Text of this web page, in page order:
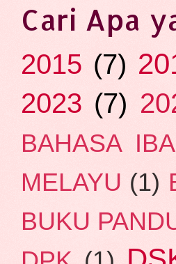
Cari Apa
2015 (7)
2023 (7)
BAHASA
MELAYU (1)
BUKU